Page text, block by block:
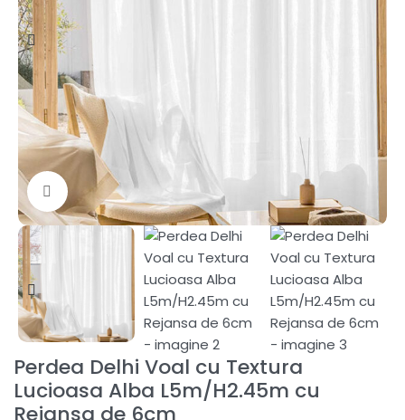
Fă clic pentru a mări
Perdea Delhi Voal cu Textura
Lucioasa Alba L5m/H2.45m cu
Rejansa de 6cm